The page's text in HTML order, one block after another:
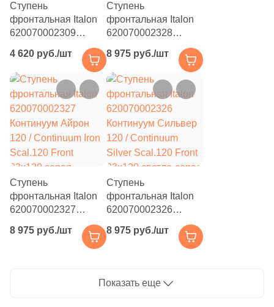
Ступень
фронтальная Italon
620070002309
Континуум Полар 60
/ Continuum Polar
Scal.60 Front 33x60
белая натуральная
под бетон
4 620 руб./шт
Ступень
фронтальная Italon
620070002328
Континуум Петрол
120 / Continuum
Petrol Scal.120 Front
33x120 темно-серая
натуральная под
бетон
8 975 руб./шт
Ступень
фронтальная Italon
620070002327
120 / Continuum Iron
8 975 руб./шт
Ступень
фронтальная Italon
620070002326
Континуум Сильвер
120 / Continuum
Silver Scal.120 Front
8 975 руб./шт
Показать еще